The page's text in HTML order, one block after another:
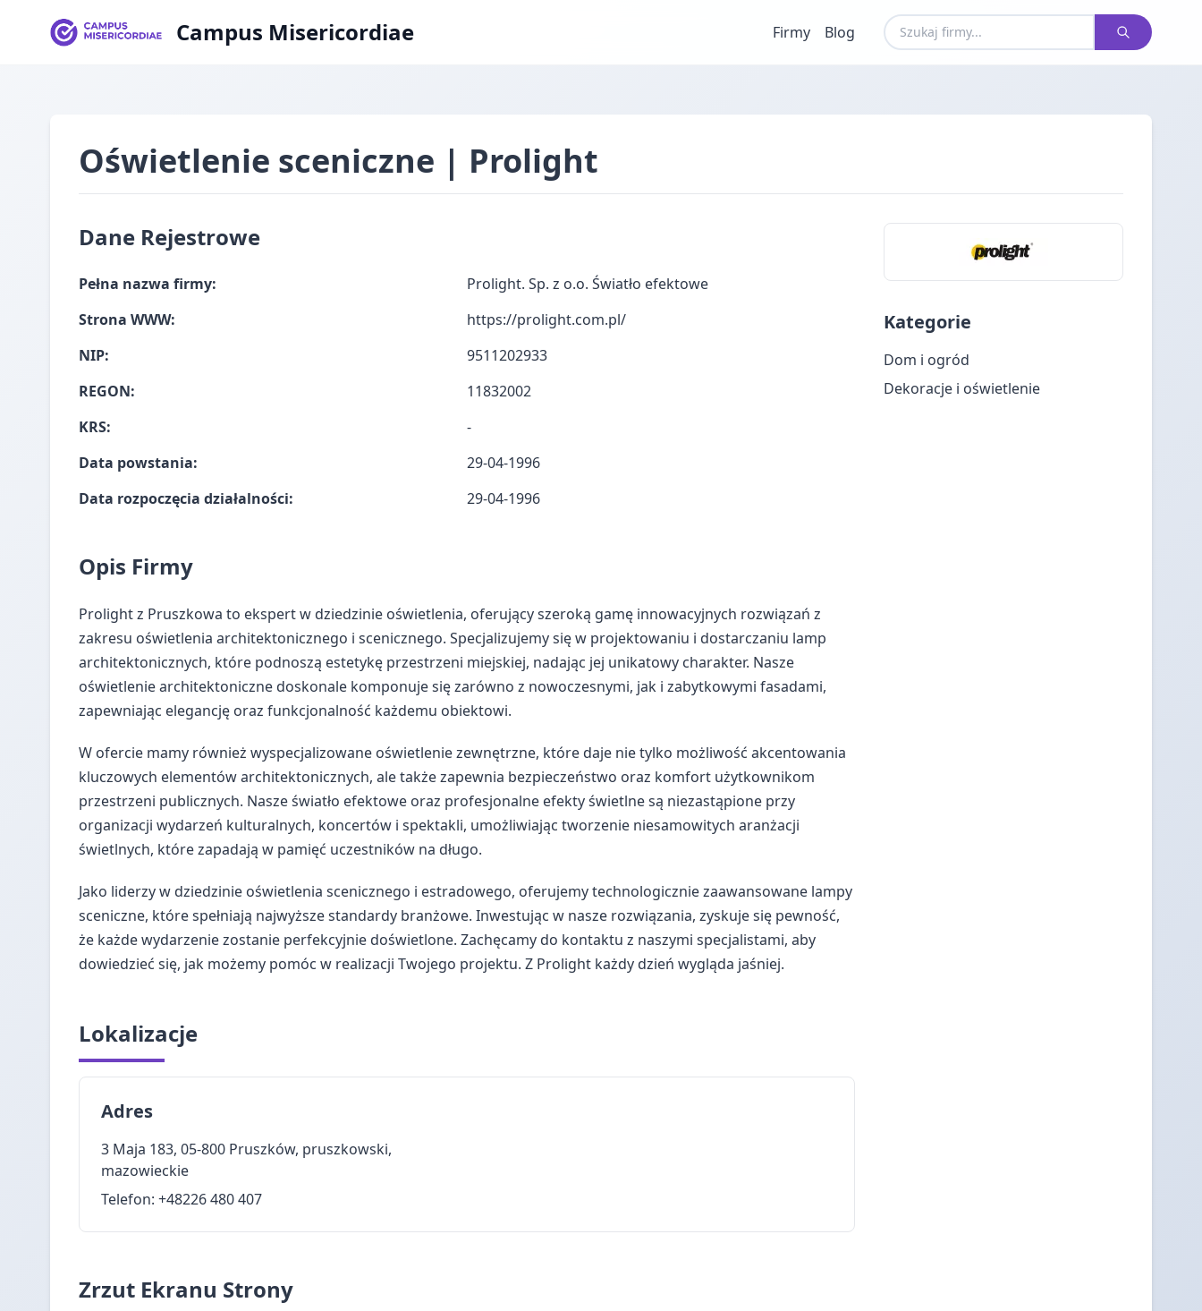
Campus Misericordiae Firmy Blog
Oświetlenie sceniczne | Prolight
Kategorie
Dom i ogród
Dekoracje i oświetlenie
Dane Rejestrowe
Pełna nazwa firmy:
Prolight. Sp. z o.o. Światło efektowe
Strona WWW:
https://prolight.com.pl/
NIP:
9511202933
REGON:
11832002
KRS:
-
Data powstania:
29-04-1996
Data rozpoczęcia działalności:
29-04-1996
Opis Firmy
Prolight z Pruszkowa to ekspert w dziedzinie oświetlenia, oferujący szeroką gamę innowacyjnych rozwiązań z
zakresu oświetlenia architektonicznego i scenicznego. Specjalizujemy się w projektowaniu i dostarczaniu lamp
architektonicznych, które podnoszą estetykę przestrzeni miejskiej, nadając jej unikatowy charakter. Nasze
oświetlenie architektoniczne doskonale komponuje się zarówno z nowoczesnymi, jak i zabytkowymi fasadami,
zapewniając elegancję oraz funkcjonalność każdemu obiektowi.
W ofercie mamy również wyspecjalizowane oświetlenie zewnętrzne, które daje nie tylko możliwość akcentowania
kluczowych elementów architektonicznych, ale także zapewnia bezpieczeństwo oraz komfort użytkownikom
przestrzeni publicznych. Nasze światło efektowe oraz profesjonalne efekty świetlne są niezastąpione przy
organizacji wydarzeń kulturalnych, koncertów i spektakli, umożliwiając tworzenie niesamowitych aranżacji
świetlnych, które zapadają w pamięć uczestników na długo.
Jako liderzy w dziedzinie oświetlenia scenicznego i estradowego, oferujemy technologicznie zaawansowane lampy
sceniczne, które spełniają najwyższe standardy branżowe. Inwestując w nasze rozwiązania, zyskuje się pewność,
że każde wydarzenie zostanie perfekcyjnie doświetlone. Zachęcamy do kontaktu z naszymi specjalistami, aby
dowiedzieć się, jak możemy pomóc w realizacji Twojego projektu. Z Prolight każdy dzień wygląda jaśniej.
Lokalizacje
Adres
3 Maja 183, 05-800 Pruszków, pruszkowski,
mazowieckie
Telefon: +48226 480 407
Zrzut Ekranu Strony